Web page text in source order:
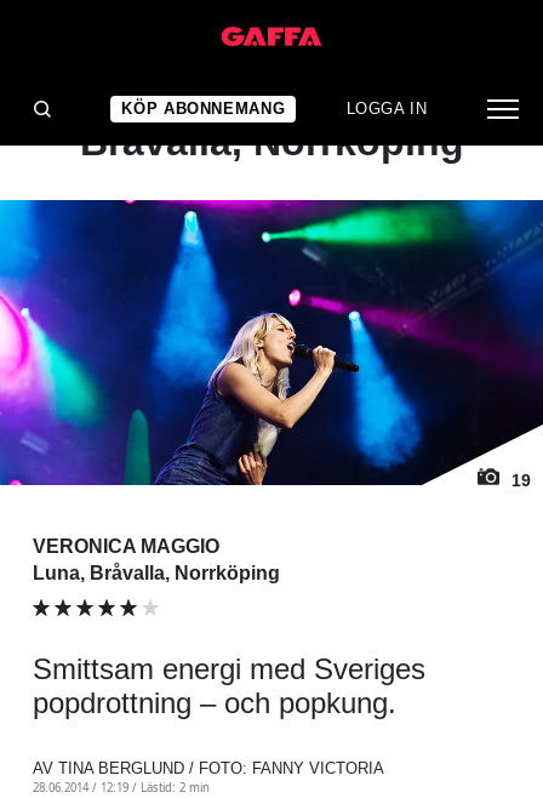
KÖP ABONNEMANG LOGGA IN
KONSERTRECENSION
Veronica Maggio : Luna,
Bråvalla, Norrköping
19
VERONICA MAGGIO
Luna, Bråvalla, Norrköping
Smittsam energi med Sveriges
popdrottning – och popkung.
AV TINA BERGLUND / FOTO: FANNY VICTORIA
28.06.2014 / 12:19 / Lästid: 2 min